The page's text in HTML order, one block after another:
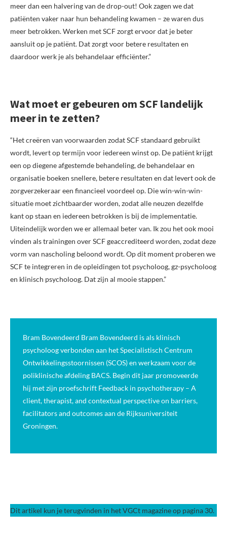
meer dan een halvering van de drop-out! Ook zagen we dat
patiënten vaker naar hun behandeling kwamen – ze waren dus
meer betrokken. Werken met SCF zorgt ervoor dat je beter
aansluit op je patiënt. Dat zorgt voor betere resultaten en
daardoor werk je als behandelaar efficiënter.”
Wat moet er gebeuren om SCF landelijk
meer in te zetten?
“Het creëren van voorwaarden zodat SCF standaard gebruikt
wordt, levert op termijn voor iedereen winst op. De patiënt krijgt
een op diegene afgestemde behandeling, de behandelaar en
organisatie boeken snellere, betere resultaten en dat levert ook de
zorgverzekeraar een financieel voordeel op. Die win-win-win-
situatie moet zichtbaarder worden, zodat alle neuzen dezelfde
kant op staan en iedereen betrokken is bij de implementatie.
Uiteindelijk worden we er allemaal beter van. Ik zou het ook mooi
vinden als trainingen over SCF geaccrediteerd worden, zodat deze
vorm van nascholing beloond wordt. Op dit moment proberen we
SCF te integreren in de opleidingen tot psycholoog, gz-psycholoog
en klinisch psycholoog. Dat zijn al mooie stappen.”
Bram Bovendeerd Bram Bovendeerd is als klinisch
psycholoog verbonden aan het Specialistisch Centrum
Ontwikkelingsstoornissen (SCOS) en werkzaam voor de
poliklinische afdeling BACS. Begin dit jaar promoveerde
hij met zijn proefschrift Feedback in psychotherapy – A
client, therapist, and contextual perspective on barriers,
facilitators and outcomes aan de Rijksuniversiteit
Groningen.
Dit artikel kun je terugvinden in het VGCt magazine op pagina 30.